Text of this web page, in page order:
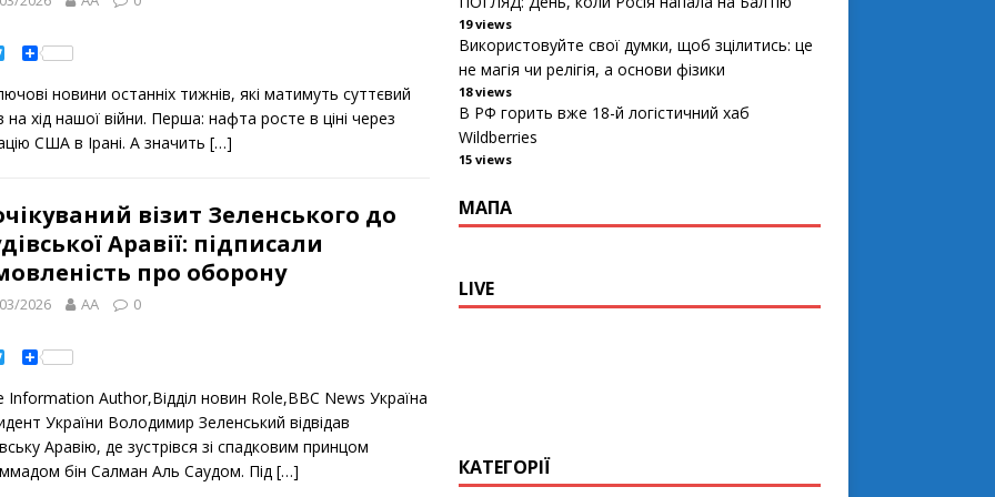
t
t
e
r
S
h
a
r
e
новини останніх тижнів, які матимуть суттєвий
на хід нашої війни. Перша: нафта росте в ціні через
США в Ірані. А значить […]
візит Зеленського до
Аравії: підписали
про оборону
2026 AA 0
t
t
e
r
S
h
r
e
Information Author,Відділ новин Role,ВВС News Україна
України Володимир Зеленський відвідав
Аравію, де зустрівся зі спадковим принцом
бін Салман Аль Саудом. Під […]
19 views
Використовуйте свої думки, щоб зцілитись: це
не магія чи релігія, а основи фізики
18 views
В РФ горить вже 18-й логістичний хаб
Wildberries
15 views
МАПА
LIVE
КАТЕГОРІЇ